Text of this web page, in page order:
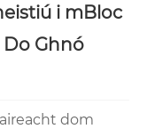
i mBloc
Ghnó
dom